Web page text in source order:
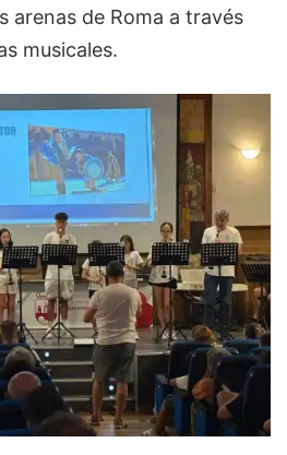
arenas de Roma a través
musicales.